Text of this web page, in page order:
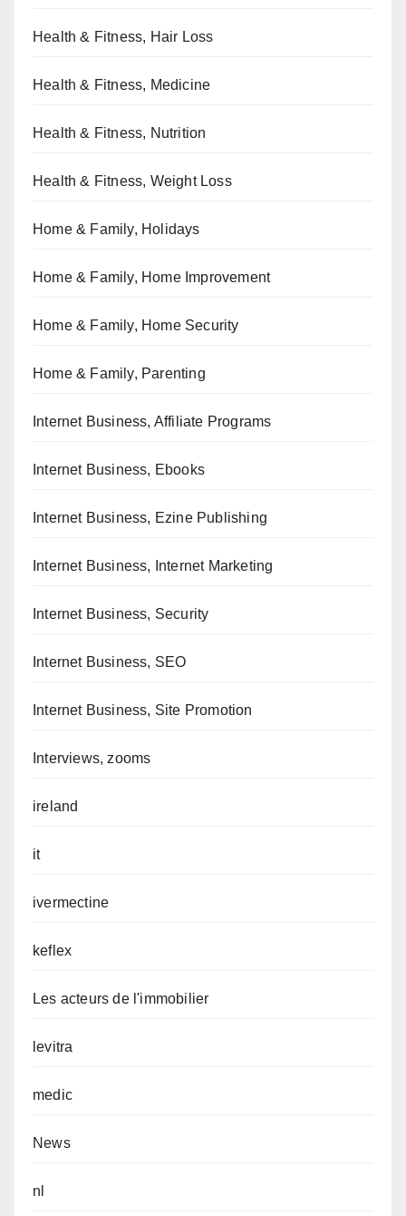
Health & Fitness, Hair Loss
Health & Fitness, Medicine
Health & Fitness, Nutrition
Health & Fitness, Weight Loss
Home & Family, Holidays
Home & Family, Home Improvement
Home & Family, Home Security
Home & Family, Parenting
Internet Business, Affiliate Programs
Internet Business, Ebooks
Internet Business, Ezine Publishing
Internet Business, Internet Marketing
Internet Business, Security
Internet Business, SEO
Internet Business, Site Promotion
Interviews, zooms
ireland
it
ivermectine
keflex
Les acteurs de l'immobilier
levitra
medic
News
nl